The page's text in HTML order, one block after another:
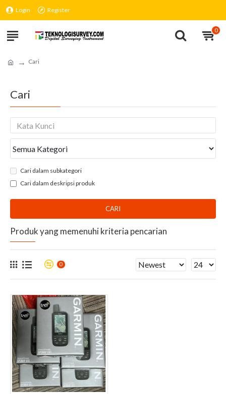
Login Register
0
Cari
Cari
Cari dalam subkategori
Cari dalam deskripsi produk
CARI
Produk yang memenuhi kriteria pencarian
0